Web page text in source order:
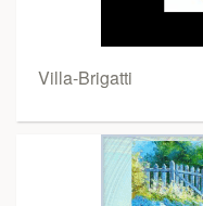
Villa-Brigatti